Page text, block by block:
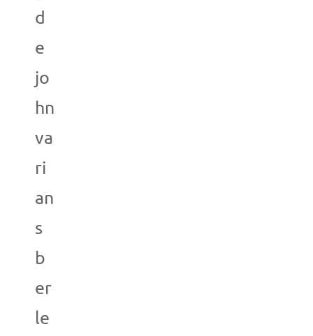
d
e
jo
hn
va
ri
an
s
b
er
le